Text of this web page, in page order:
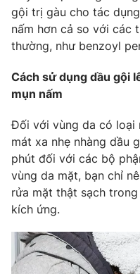
VTV Sức khoẻ
Thị trường 24h
VTV4
VTV9
Liên hệ tòa soạn
THỜI BÁO VTV
gội trị gàu cho tác
nấm hơn cả so với các
thường, như benzoyl
Cách sử dụng dầu gội
mụn nấm
Đối với vùng da có loại
mát xa nhẹ nhàng dầu
phút đối với các bộ
vùng da mặt, bạn chỉ
rửa mặt thật sạch
kích ứng.